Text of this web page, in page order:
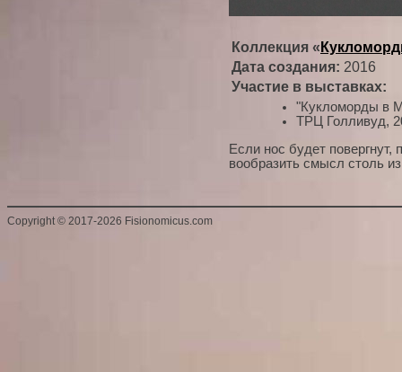
Коллекция «
Дата создания: 2016
Участие в выставках:
"Кукломорды в
ТРЦ Голливуд,
Если нос будет повергнут,
вообразить смысл столь
Copyright © 2017-2026 Fisionomicus.com